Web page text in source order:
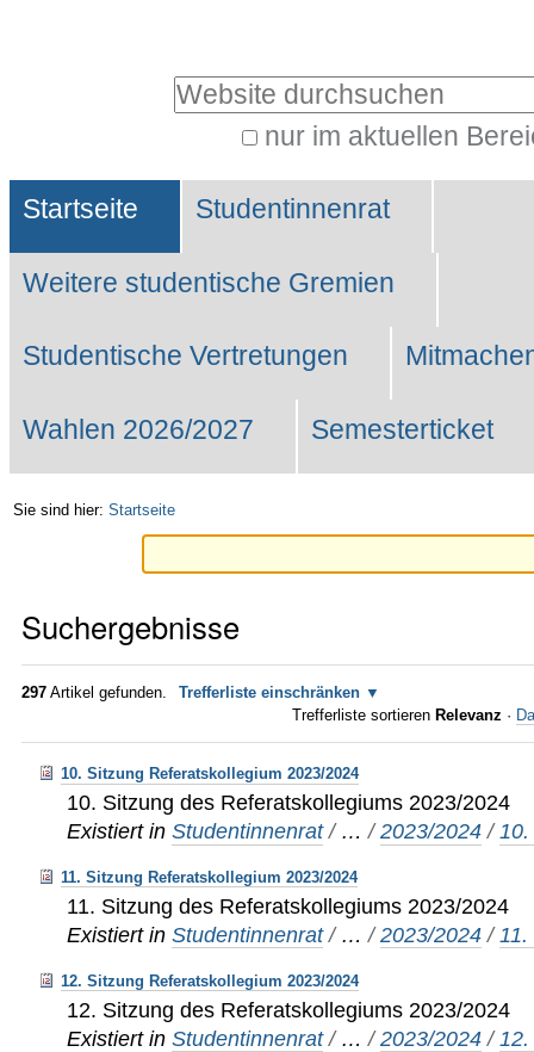
Website durchsuchen
nur im aktuellen
Suche…
Sektionen
Startseite Studentinnenrat
Weitere studentische Gremien
Studentische Vertretungen
Wahlen 2026/2027 Semesterticket
Sie sind hier: Startseite
Suchergebnisse
297 Artikel gefunden.
Trefferliste einschränken
Trefferliste sortieren Relevanz ·
10. Sitzung Referatskollegium 2023/2024
10. Sitzung des Referatskollegiums 2023/2024
Existiert in Studentinnenrat / …/2023/2024 /
11. Sitzung Referatskollegium 2023/2024
11. Sitzung des Referatskollegiums 2023/2024
Existiert in Studentinnenrat / …/2023/2024 /11.
12. Sitzung Referatskollegium 2023/2024
12. Sitzung des Referatskollegiums 2023/2024
Existiert in Studentinnenrat / …/2023/2024 /